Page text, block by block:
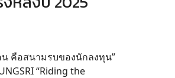
คือสนามรบของนักลงทุน”
“Riding the